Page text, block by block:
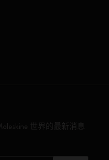
世界的最新消息